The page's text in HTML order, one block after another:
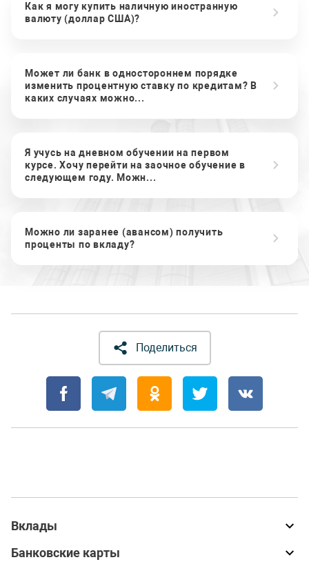
Как я могу купить наличную иностранную
валюту (доллар США)?
Может ли банк в одностороннем порядке
изменить процентную ставку по кредитам? В
каких случаях можно...
Я учусь на дневном обучении на первом
курсе. Хочу перейти на заочное обучение в
следующем году. Можн...
Можно ли заранее (авансом) получить
проценты по вкладу?
Поделиться
Вклады
Банковские карты